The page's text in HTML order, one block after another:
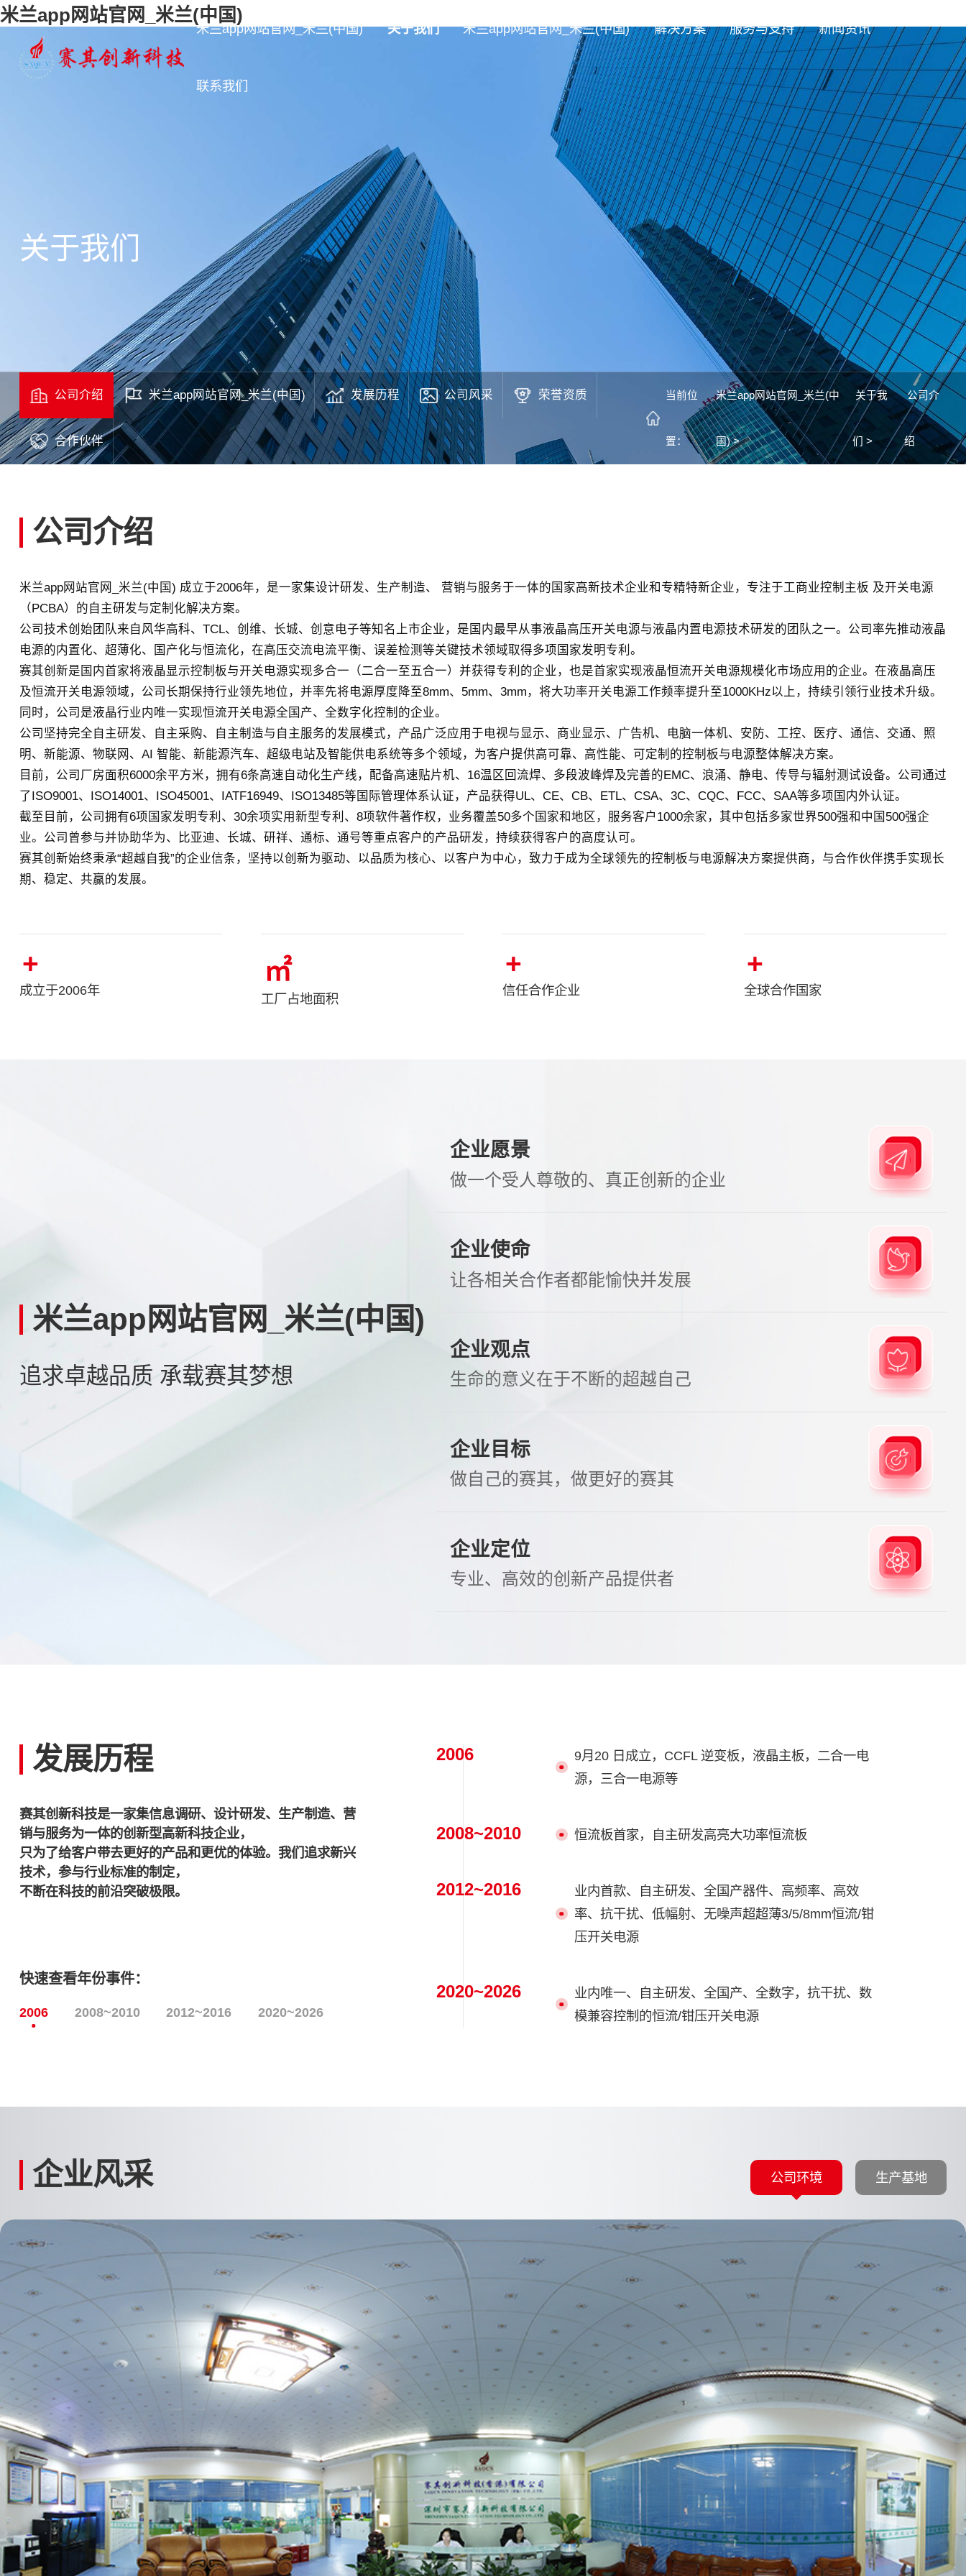
米兰app网站官网_米兰(中国)
米兰app网站官网_米兰(中国) 关于我们 米兰app网站官网_米兰(中国) 解决方案 服务与支持 新闻资讯
联系我们
关于我们
公司介绍 米兰app网站官网_米兰(中国) 发展历程 公司风采 荣誉资质
合作伙伴
当前位
置：
米兰app网站官网_米兰(中
国) >
关于我
们 >
公司介
绍
公司介绍
米兰app网站官网_米兰(中国) 成立于2006年，是一家集设计研发、生产制造、 营销与服务于一体的国家高新技术企业和专精特新企业，专注于工商业控制主板 及开关电源
（PCBA）的自主研发与定制化解决方案。
公司技术创始团队来自风华高科、TCL、创维、长城、创意电子等知名上市企业，是国内最早从事液晶高压开关电源与液晶内置电源技术研发的团队之一。公司率先推动液晶
电源的内置化、超薄化、国产化与恒流化，在高压交流电流平衡、误差检测等关键技术领域取得多项国家发明专利。
赛其创新是国内首家将液晶显示控制板与开关电源实现多合一（二合一至五合一）并获得专利的企业，也是首家实现液晶恒流开关电源规模化市场应用的企业。在液晶高压
及恒流开关电源领域，公司长期保持行业领先地位，并率先将电源厚度降至8mm、5mm、3mm，将大功率开关电源工作频率提升至1000KHz以上，持续引领行业技术升级。
同时，公司是液晶行业内唯一实现恒流开关电源全国产、全数字化控制的企业。
公司坚持完全自主研发、自主采购、自主制造与自主服务的发展模式，产品广泛应用于电视与显示、商业显示、广告机、电脑一体机、安防、工控、医疗、通信、交通、照
明、新能源、物联网、AI 智能、新能源汽车、超级电站及智能供电系统等多个领域，为客户提供高可靠、高性能、可定制的控制板与电源整体解决方案。
目前，公司厂房面积6000余平方米，拥有6条高速自动化生产线，配备高速贴片机、16温区回流焊、多段波峰焊及完善的EMC、浪涌、静电、传导与辐射测试设备。公司通过
了ISO9001、ISO14001、ISO45001、IATF16949、ISO13485等国际管理体系认证，产品获得UL、CE、CB、ETL、CSA、3C、CQC、FCC、SAA等多项国内外认证。
截至目前，公司拥有6项国家发明专利、30余项实用新型专利、8项软件著作权，业务覆盖50多个国家和地区，服务客户1000余家，其中包括多家世界500强和中国500强企
业。公司曾参与并协助华为、比亚迪、长城、研祥、通标、通号等重点客户的产品研发，持续获得客户的高度认可。
赛其创新始终秉承“超越自我”的企业信条，坚持以创新为驱动、以品质为核心、以客户为中心，致力于成为全球领先的控制板与电源解决方案提供商，与合作伙伴携手实现长
期、稳定、共赢的发展。
+
成立于2006年
㎡
工厂占地面积
+
信任合作企业
+
全球合作国家
米兰app网站官网_米兰(中国)
追求卓越品质 承载赛其梦想
企业愿景
做一个受人尊敬的、真正创新的企业
企业使命
让各相关合作者都能愉快并发展
企业观点
生命的意义在于不断的超越自己
企业目标
做自己的赛其，做更好的赛其
企业定位
专业、高效的创新产品提供者
发展历程
赛其创新科技是一家集信息调研、设计研发、生产制造、营
销与服务为一体的创新型高新科技企业，
只为了给客户带去更好的产品和更优的体验。我们追求新兴
技术，参与行业标准的制定，
不断在科技的前沿突破极限。
快速查看年份事件：
2006 2008~2010 2012~2016 2020~2026
2006
9月20 日成立，CCFL 逆变板，液晶主板，二合一电
源，三合一电源等
2008~2010 恒流板首家，自主研发高亮大功率恒流板
2012~2016
业内首款、自主研发、全国产器件、高频率、高效
率、抗干扰、低幅射、无噪声超超薄3/5/8mm恒流/钳
压开关电源
2020~2026
业内唯一、自主研发、全国产、全数字，抗干扰、数
模兼容控制的恒流/钳压开关电源
企业风采 公司环境 生产基地